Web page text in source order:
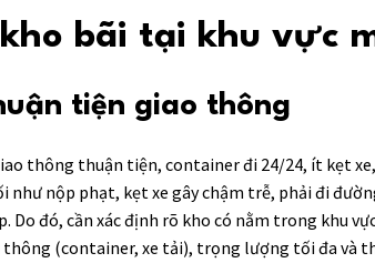
bãi tại khu vực
tiện giao thông
thông thuận tiện, container đi 24/24, ít kẹt
như nộp phạt, kẹt xe gây chậm trễ, phải đi
Do đó, cần xác định rõ kho có nằm trong khu
thông (container, xe tải), trọng lượng tối đa và